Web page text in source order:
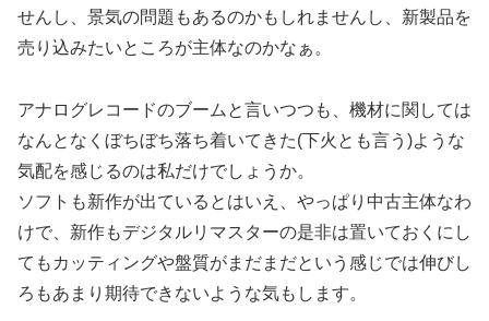
せんし、景気の問題もあるのかもしれませんし、新製品を
売り込みたいところが主体なのかなぁ。
アナログレコードのブームと言いつつも、機材に関しては
なんとなくぼちぼち落ち着いてきた(下火とも言う)ような
気配を感じるのは私だけでしょうか。
ソフトも新作が出ているとはいえ、やっぱり中古主体なわ
けで、新作もデジタルリマスターの是非は置いておくにし
てもカッティングや盤質がまだまだという感じでは伸びし
ろもあまり期待できないような気もします。